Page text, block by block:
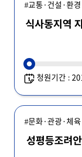
#교통·건설·환경
식사동지역
청원기간 :
#문화·관광·체육
성평등조려